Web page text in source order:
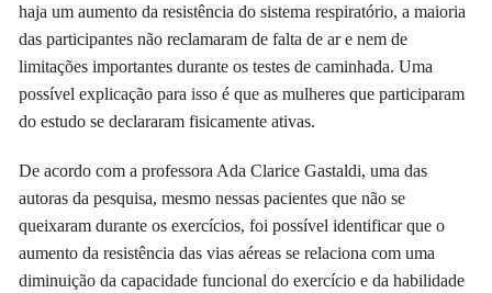
haja um aumento da resistência do sistema respiratório, a maioria
das participantes não reclamaram de falta de ar e nem de
limitações importantes durante os testes de caminhada. Uma
possível explicação para isso é que as mulheres que participaram
do estudo se declararam fisicamente ativas.
De acordo com a professora Ada Clarice Gastaldi, uma das
autoras da pesquisa, mesmo nessas pacientes que não se
queixaram durante os exercícios, foi possível identificar que o
aumento da resistência das vias aéreas se relaciona com uma
diminuição da capacidade funcional do exercício e da habilidade